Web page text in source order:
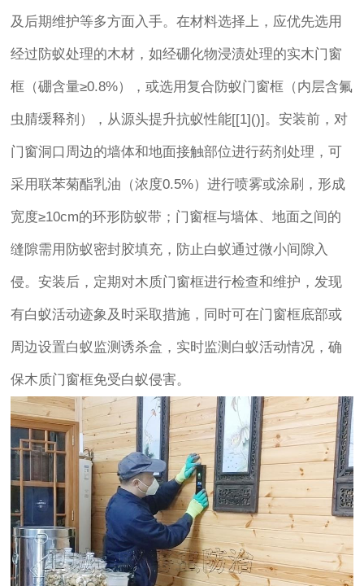
及后期维护等多方面入手。在材料选择上，应优先选用
经过防蚁处理的木材，如经硼化物浸渍处理的实木门窗
框（硼含量≥0.8%），或选用复合防蚁门窗框（内层含氟
虫腈缓释剂），从源头提升抗蚁性能[[1]()]。安装前，对
门窗洞口周边的墙体和地面接触部位进行药剂处理，可
采用联苯菊酯乳油（浓度0.5%）进行喷雾或涂刷，形成
宽度≥10cm的环形防蚁带；门窗框与墙体、地面之间的
缝隙需用防蚁密封胶填充，防止白蚁通过微小间隙入
侵。安装后，定期对木质门窗框进行检查和维护，发现
有白蚁活动迹象及时采取措施，同时可在门窗框底部或
周边设置白蚁监测诱杀盒，实时监测白蚁活动情况，确
保木质门窗框免受白蚁侵害。